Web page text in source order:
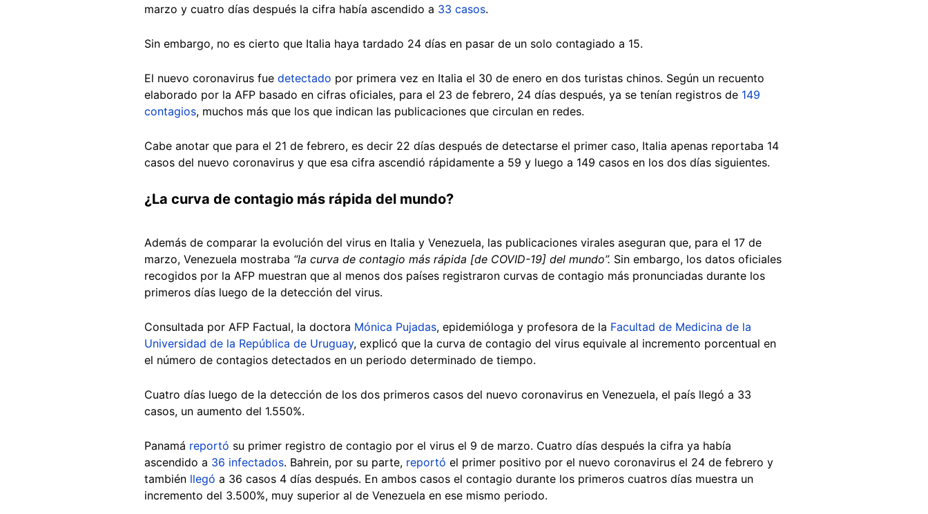
marzo y cuatro días después la cifra había ascendido a 33 casos.
Sin embargo, no es cierto que Italia haya tardado 24 días en pasar de un solo contagiado a 15.
El nuevo coronavirus fue detectado por primera vez en Italia el 30 de enero en dos turistas chinos. Según un recuento
elaborado por la AFP basado en cifras oficiales, para el 23 de febrero, 24 días después, ya se tenían registros de 149
contagios, muchos más que los que indican las publicaciones que circulan en redes.
Cabe anotar que para el 21 de febrero, es decir 22 días después de detectarse el primer caso, Italia apenas reportaba 14
casos del nuevo coronavirus y que esa cifra ascendió rápidamente a 59 y luego a 149 casos en los dos días siguientes.
¿La curva de contagio más rápida del mundo?
Además de comparar la evolución del virus en Italia y Venezuela, las publicaciones virales aseguran que, para el 17 de
marzo, Venezuela mostraba “la curva de contagio más rápida [de COVID-19] del mundo”. Sin embargo, los datos oficiales
recogidos por la AFP muestran que al menos dos países registraron curvas de contagio más pronunciadas durante los
primeros días luego de la detección del virus.
Consultada por AFP Factual, la doctora Mónica Pujadas, epidemióloga y profesora de la Facultad de Medicina de la
Universidad de la República de Uruguay, explicó que la curva de contagio del virus equivale al incremento porcentual en
el número de contagios detectados en un periodo determinado de tiempo.
Cuatro días luego de la detección de los dos primeros casos del nuevo coronavirus en Venezuela, el país llegó a 33
casos, un aumento del 1.550%.
Panamá reportó su primer registro de contagio por el virus el 9 de marzo. Cuatro días después la cifra ya había
ascendido a 36 infectados. Bahrein, por su parte, reportó el primer positivo por el nuevo coronavirus el 24 de febrero y
también llegó a 36 casos 4 días después. En ambos casos el contagio durante los primeros cuatros días muestra un
incremento del 3.500%, muy superior al de Venezuela en ese mismo periodo.